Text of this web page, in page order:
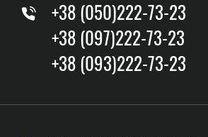
+38 (050)222-73-23
+38 (097)222-73-23
+38 (093)222-73-23